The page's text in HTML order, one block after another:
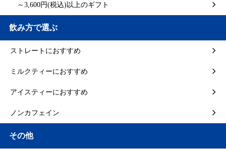
～3,600円(税込)以上のギフト
飲み方で選ぶ
ストレートにおすすめ
ミルクティーにおすすめ
アイスティーにおすすめ
ノンカフェイン
その他